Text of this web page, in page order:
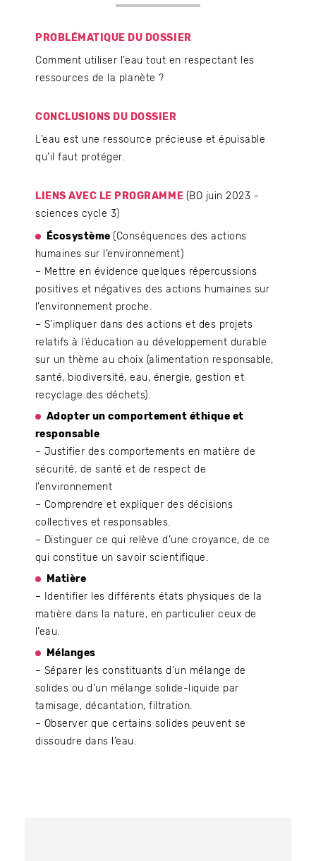
PROBLÉMATIQUE DU DOSSIER
Comment utiliser l’eau tout en respectant les
ressources de la planète ?
CONCLUSIONS DU DOSSIER
L’eau est une ressource précieuse et épuisable
qu’il faut protéger.
LIENS AVEC LE PROGRAMME (BO juin 2023 -
sciences cycle 3)
Écosystème(Conséquences des actions
humaines sur l’environnement)
– Mettre en évidence quelques répercussions
positives et négatives des actions humaines sur
l’environnement proche.
– S’impliquer dans des actions et des projets
relatifs à l’éducation au développement durable
sur un thème au choix (alimentation responsable,
santé, biodiversité, eau, énergie, gestion et
recyclage des déchets).
Adopter un comportement éthique et
responsable
– Justifier des comportements en matière de
sécurité, de santé et de respect de
l’environnement
– Comprendre et expliquer des décisions
collectives et responsables.
– Distinguer ce qui relève d’une croyance, de ce
qui constitue un savoir scientifique.
Matière
– Identifier les différents états physiques de la
matière dans la nature, en particulier ceux de
l’eau.
Mélanges
– Séparer les constituants d’un mélange de
solides ou d’un mélange solide-liquide par
tamisage, décantation, filtration.
– Observer que certains solides peuvent se
dissoudre dans l’eau.